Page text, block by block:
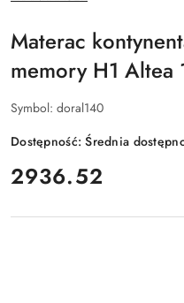
Materac
memory H1
Symbol: doral140
Dostępność:Średnia
cena:
2936.52